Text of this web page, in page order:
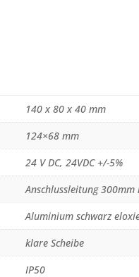
140 x 80 x 40 mm
124×68 mm
24 V DC, 24VDC +/-5%
Anschlussleitung
Aluminium schwarz
klare Scheibe
IP50